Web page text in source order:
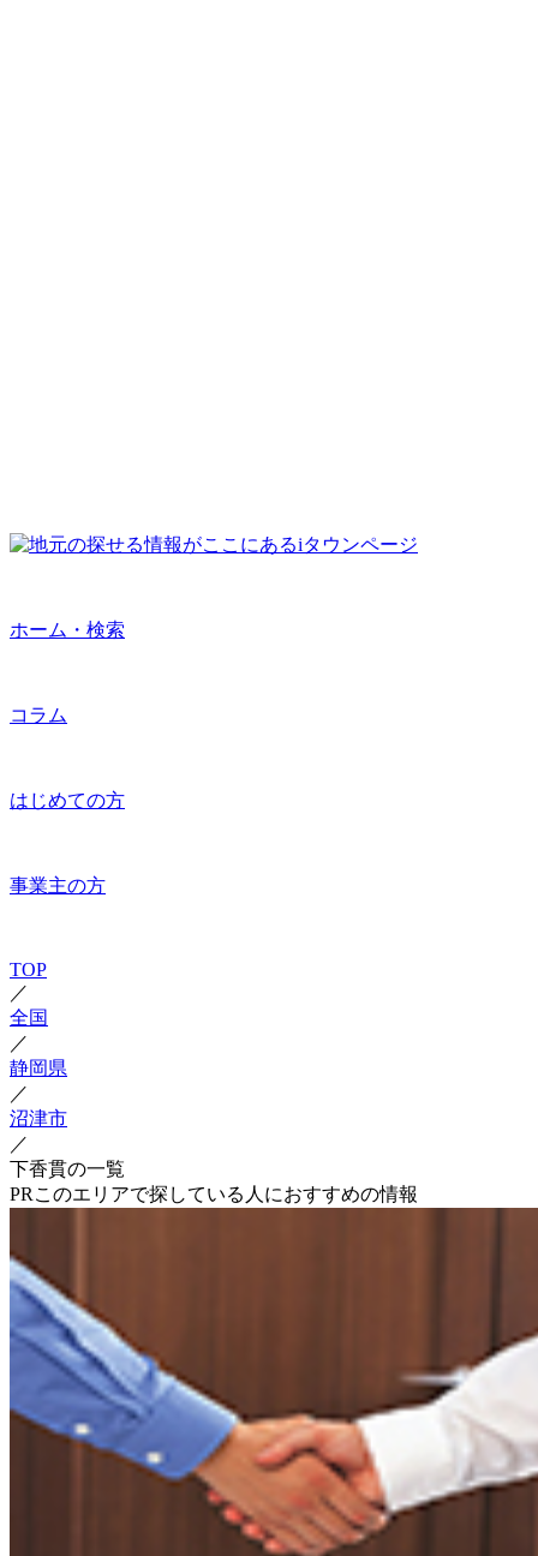
ホーム・検索
コラム
はじめての方
事業主の方
TOP
／
全国
／
静岡県
／
沼津市
／
下香貫の一覧
PR このエリアで探している人におすすめの情報